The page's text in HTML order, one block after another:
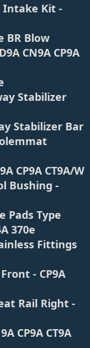
Intake Kit -
BR Blow
CN9A CP9A
Stabilizer
Stabilizer Bar
CP9A CT9A/W
Bushing -
Pads Type
370e
Fittings
- CP9A
Rail Right -
CP9A CT9A